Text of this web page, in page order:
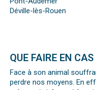
Déville-lès-Rouen
QUE FAIRE EN CAS
Face à son animal
perdre nos moyens. En